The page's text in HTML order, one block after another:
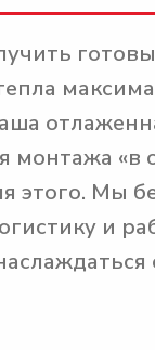
монтажа «в
этого. Мы
и